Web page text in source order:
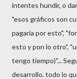
intentes hundir, o
"esos gráficos son
pagaría por esto",
esto y pon lo otro",
tengo tiempo)"...
desarrollo, todo lo